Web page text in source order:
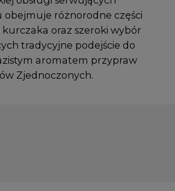
obejmuje różnorodne części
oraz szeroki wybór
tradycyjne podejście do
aromatem przypraw
Zjednoczonych.